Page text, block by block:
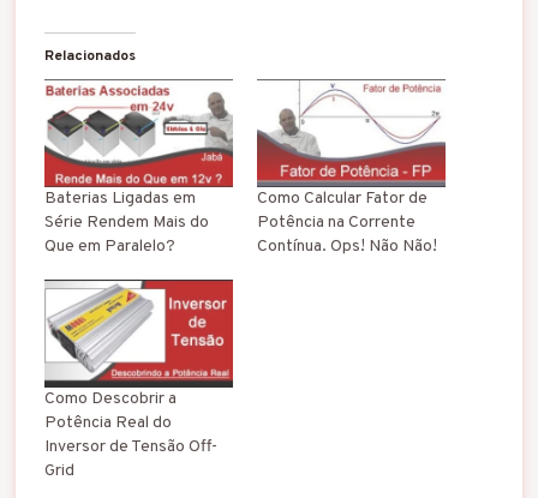
Relacionados
Baterias Ligadas em
Série Rendem Mais do
Que em Paralelo?
Como Calcular Fator de
Potência na Corrente
Contínua. Ops! Não Não!
Como Descobrir a
Potência Real do
Inversor de Tensão Off-
Grid